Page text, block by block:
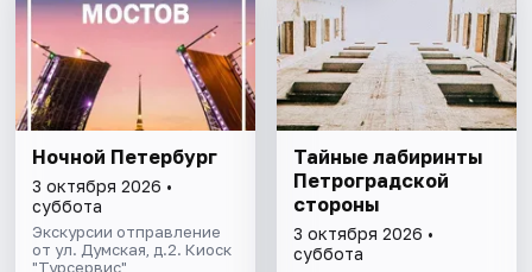
Ночной Петербург
3 октября 2026 •
суббота
Экскурсии отправление
от ул. Думская, д.2. Киоск
"Турсервис"
Тайные лабиринты
Петроградской
стороны
3 октября 2026 •
суббота